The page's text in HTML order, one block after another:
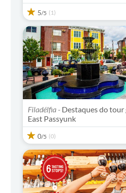
5/5 (1)
Filadélfia - Destaques do
East Passyunk
0/5 (0)